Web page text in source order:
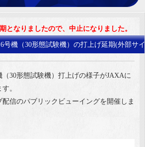
となりましたので、中止になりました。
号機（30形態試験機）の打上げ延期(外部サ
30形態試験機）打上げの様子がJAXAに
。
信のパブリックビューイングを開催しま